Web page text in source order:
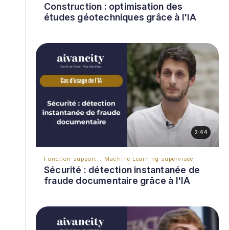
Construction : optimisation des
études géotechniques grâce à l'IA
2:44
Fonction support Machine Learning supervisée
Sécurité : détection instantanée de
fraude documentaire grâce à l'IA